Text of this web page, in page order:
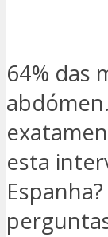
64% das
esta